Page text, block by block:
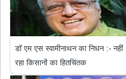
डॉ एम एस स्वामीनाथन का निधन :- नहीं
रहा किसानों का हितचिंतक